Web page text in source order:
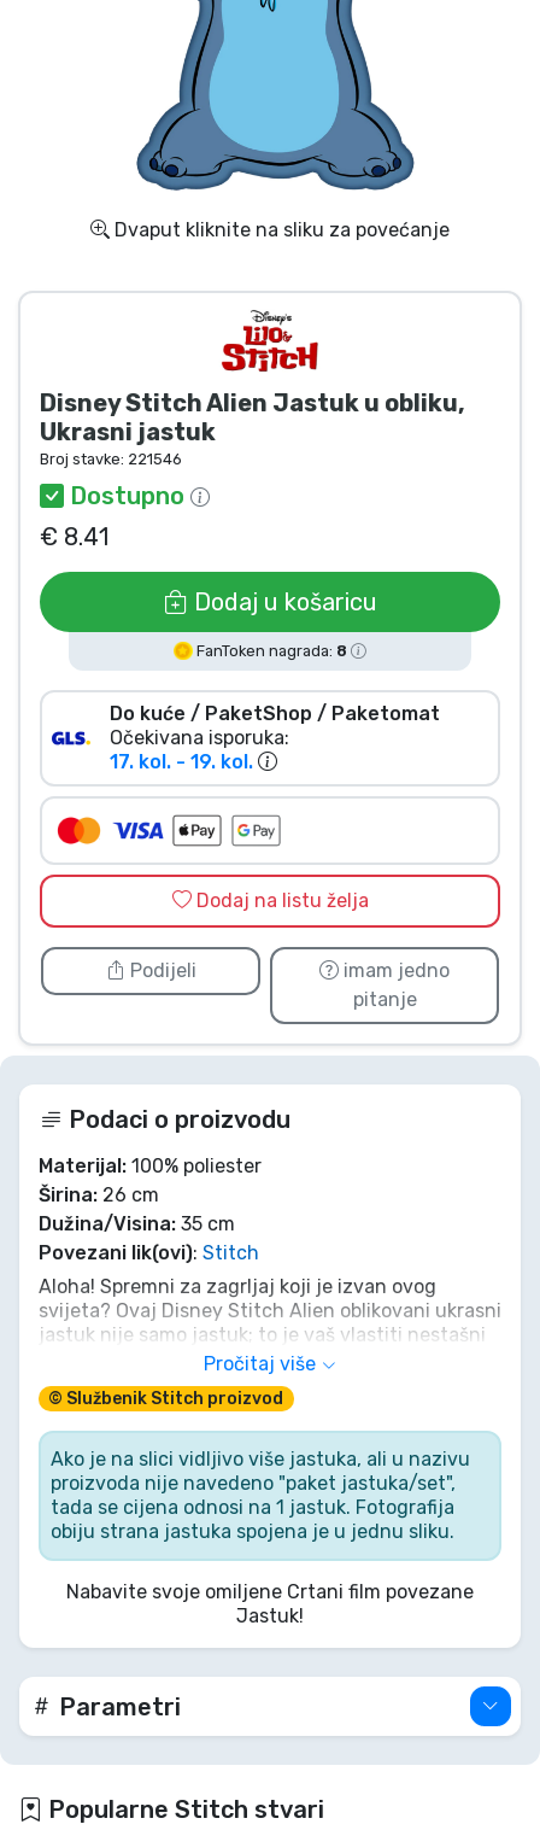
Dvaput kliknite na sliku za povećanje
Disney Stitch Alien Jastuk u obliku,
Ukrasni jastuk
Broj stavke: 221546
Dostupno
€ 8.41
Dodaj u košaricu
FanToken nagrada: 8
Do kuće / PaketShop / Paketomat
Očekivana isporuka:
17. kol. - 19. kol.
Dodaj na listu želja
Podijeli
imam jedno
pitanje
Podaci o proizvodu
Materijal: 100% poliester
Širina: 26 cm
Dužina/Visina: 35 cm
Povezani lik(ovi): Stitch
Aloha! Spremni za zagrljaj koji je izvan ovog
svijeta? Ovaj Disney Stitch Alien oblikovani ukrasni
jastuk nije samo jastuk; to je vaš vlastiti nestašni
Eksperiment 626, spreman donijeti kaos i udobnost
na vaš kauč. Ne budite čovjek u poricanju; prigrlite
slatkoću i dodajte dodir vanzemaljskog šarma
svojoj ohani!
Pročitaj više
© Službenik Stitch proizvod
Ako je na slici vidljivo više jastuka, ali u nazivu
proizvoda nije navedeno "paket jastuka/set",
tada se cijena odnosi na 1 jastuk. Fotografija
obiju strana jastuka spojena je u jednu sliku.
Nabavite svoje omiljene Crtani film povezane
Jastuk!
Parametri
Popularne Stitch stvari
Dostava i plaćanje
TV serija proizvodi
Film proizvodi
Crtani proizvodi
Anime proizvodi
Gamer proizvodi
Sportski proizvodi
Glazbeni proizvodi
Vrste proizvoda
Marke